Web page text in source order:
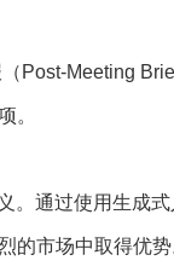
Post-Meeting
。
。通过使用生成
的市场中取得优势